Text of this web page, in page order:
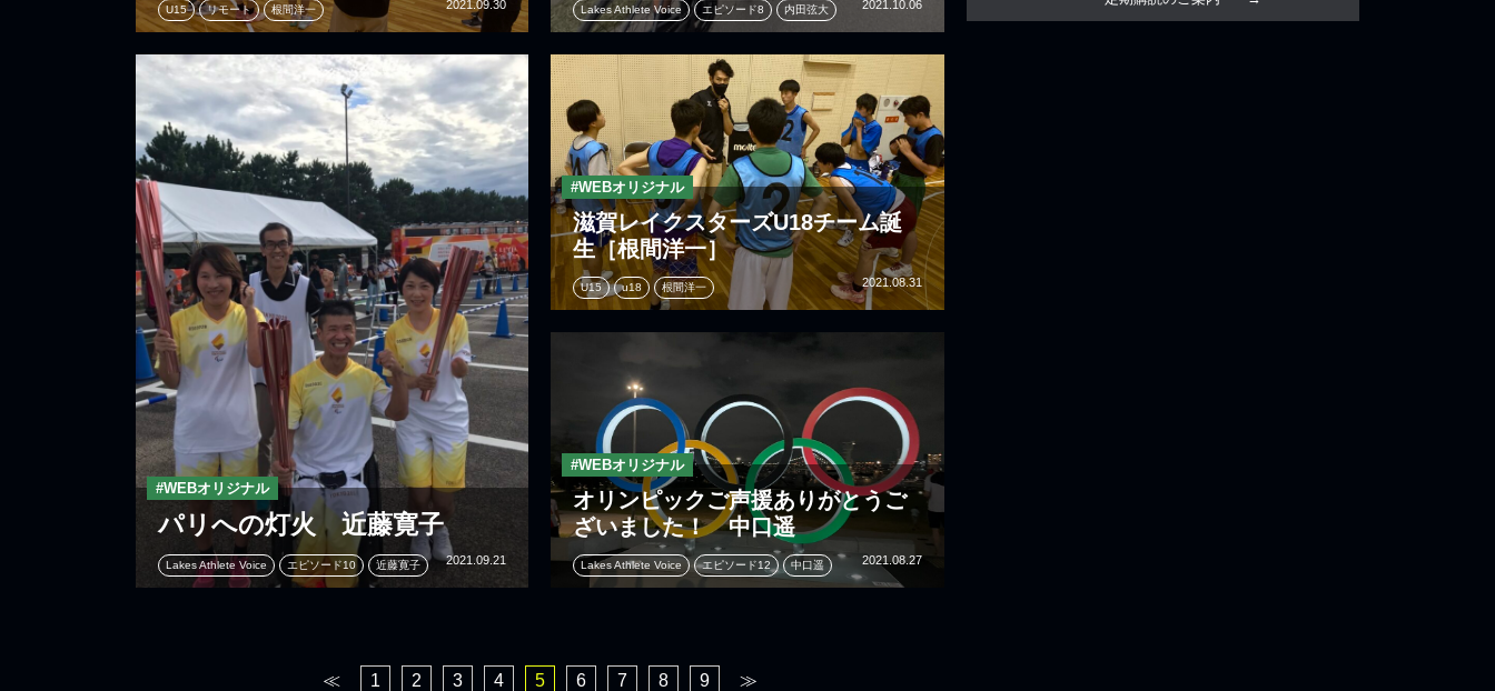
2021.10.06
Lakes Athlete Voice エピソード8 内田弦大
2021.09.30
U15 リモート 根間洋一
#WEBオリジナル
パリへの灯火 近藤寛子
2021.09.21
Lakes Athlete Voice エピソード10 近藤寛子
#WEBオリジナル
滋賀レイクスターズU18チーム誕
生［根間洋一］
2021.08.31
U15 u18 根間洋一
#WEBオリジナル
オリンピックご声援ありがとうご
ざいました！ 中口遥
2021.08.27
Lakes Athlete Voice エピソード12 中口遥
≪ 1 2 3 4 5 6 7 8 9 ≫